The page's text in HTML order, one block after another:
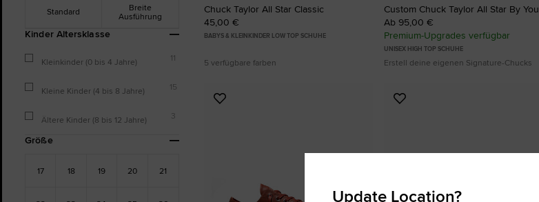
Standard Breite
Ausführung
Kinder Altersklasse
Kleinkinder (0 bis 4 Jahre) 11
Kleine Kinder (4 bis 8 Jahre) 15
Ältere Kinder (8 bis 12 Jahre) 3
Größe
17 18 19 20 21
Chuck Taylor All Star Classic
45,00 €
BABYS & KLEINKINDER LOW TOP SCHUHE
5 verfügbare farben
Custom Chuck Taylor All Star By You
Ab 95,00 €
Premium-Upgrades verfügbar
UNISEX HIGH TOP SCHUHE
Erstell deine eigenen Signature-Chucks
Zu
Zu
Update Location?